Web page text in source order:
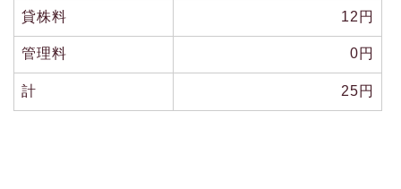
貸株料 12円
管理料 0円
計 25円